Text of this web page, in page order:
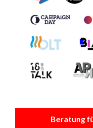
Beratung